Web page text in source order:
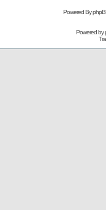
Powered By
Powered by